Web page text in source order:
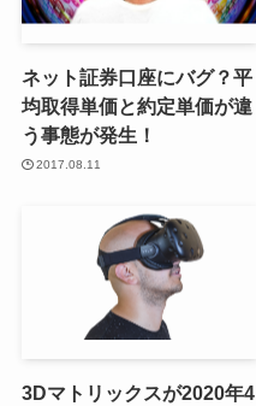
ネット証券口座にバグ？平
均取得単価と約定単価が違
う事態が発生！
2017.08.11
3Dマトリックスが2020年4